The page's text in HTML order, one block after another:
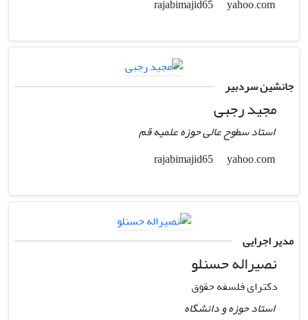
yahoo.com
جانشین سردبیر
مجید رجبی
استاد سطوح عالی حوزه علمیه قم
yahoo.com
مدیر اجرایی
نصیراله حسنلو
دکترای فلسفه حقوق
استاد حوزه و دانشگاه